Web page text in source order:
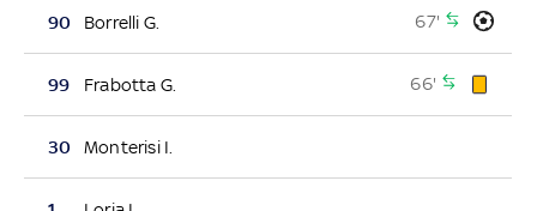
90 Borrelli G. 67'
99 Frabotta G. 66'
30 Monterisi I.